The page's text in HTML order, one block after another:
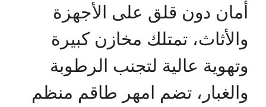
أمان دون قلق على الأجهزة
والأثاث، تمتلك مخازن كبيرة
وتهوية عالية لتجنب الرطوبة
والغبار، تضم امهر طاقم منظم